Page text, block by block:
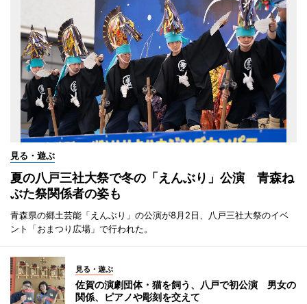
見る・遊ぶ
夏の八戸三社大祭で冬の「えんぶり」公演 青森ね
ぶた祭関係者の姿も
青森県の郷土芸能「えんぶり」の公演が8月2日、八戸三社大祭のイベ
ント「おまつり広場」で行われた。
見る・遊ぶ
佐賀の演劇団体・猫を飼う、八戸で初公演 男女の
関係、ピアノや彫刻を交えて